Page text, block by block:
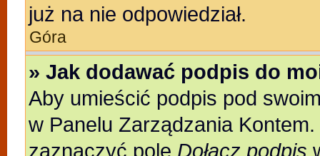
już na nie odpowiedział.
Góra
» Jak dodawać podpis do
Aby umieścić podpis pod
w Panelu Zarządzania
zaznaczyć pole Dołącz podpis